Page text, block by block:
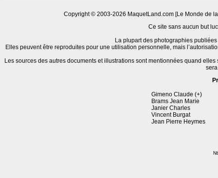
Copyright © 2003-2026 MaquetLand.com [Le Monde de
Ce site sans aucun but
La plupart des photographies
Elles peuvent être reproduites pour une utilisation personnelle, mais
Les sources des autres documents et illustrations sont mentionnées quand
Gimeno Claude (+)
Brams Jean Marie
Janier Charles
Vincent Burgat
Jean Pierre Heymes